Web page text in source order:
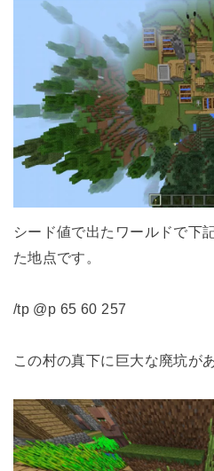
シード値で出たワールドで下
た地点です。
/tp @p 65 60 257
この村の真下に巨大な廃坑が